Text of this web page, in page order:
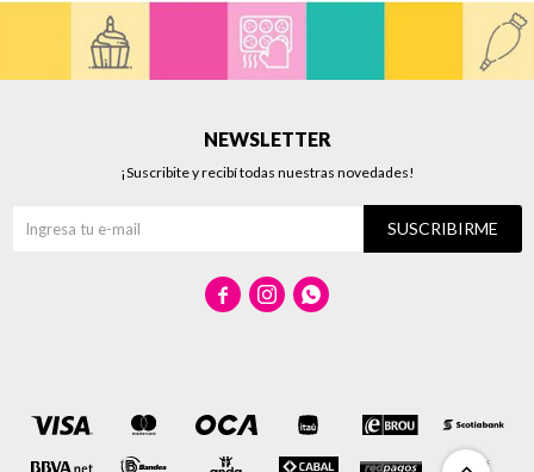
NEWSLETTER
¡Suscribite y recibí todas nuestras novedades!
SUSCRIBIRME
  